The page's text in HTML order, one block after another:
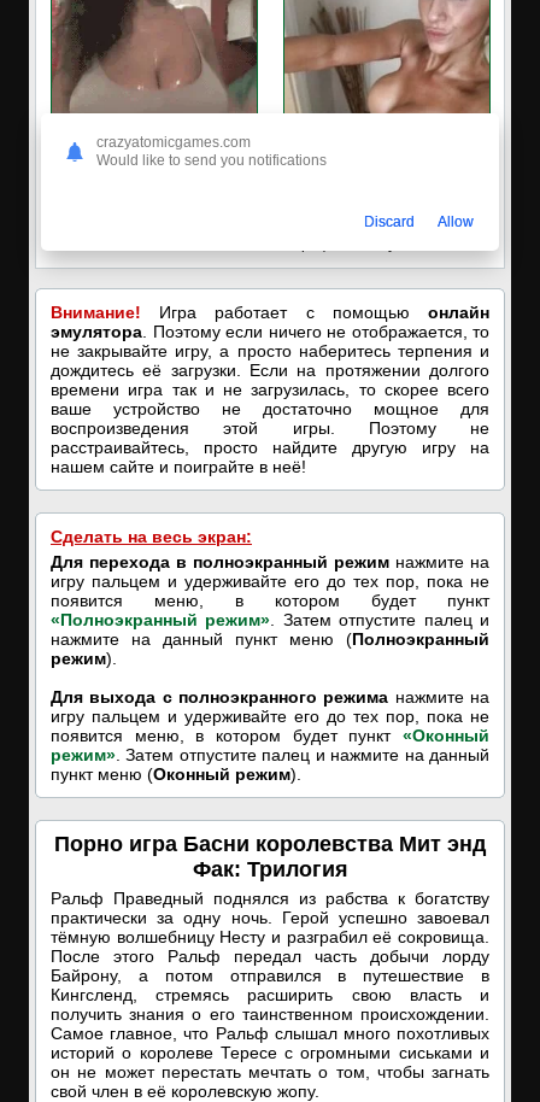
Пишите в вотсап, мой номер в
Внимание! Игра работает с помощью онлайн
эмулятора . Поэтому если ничего не отображается, то
не закрывайте игру, а просто наберитесь терпения и
дождитесь её загрузки. Если на протяжении долгого
времени игра так и не загрузилась, то скорее всего
ваше устройство не достаточно мощное для
воспроизведения этой игры. Поэтому не
расстраивайтесь, просто найдите другую игру на
нашем сайте и поиграйте в неё!
Сделать на весь экран:
Для перехода в полноэкранный режим нажмите на
игру пальцем и удерживайте его до тех пор, пока не
появится меню, в котором будет пункт
«Полноэкранный режим» . Затем отпустите палец и
нажмите на данный пункт меню (Полноэкранный
режим).
Для выхода с полноэкранного режима нажмите на
игру пальцем и удерживайте его до тех пор, пока не
появится меню, в котором будет пункт «Оконный
режим» . Затем отпустите палец и нажмите на данный
пункт меню (Оконный режим).
Порно игра Басни королевства Мит энд
Фак: Трилогия
Ральф Праведный поднялся из рабства к богатству
практически за одну ночь. Герой успешно завоевал
тёмную волшебницу Несту и разграбил её сокровища.
После этого Ральф передал часть добычи лорду
Байрону, а потом отправился в путешествие в
Кингсленд, стремясь расширить свою власть и
получить знания о его таинственном происхождении.
Самое главное, что Ральф слышал много похотливых
историй о королеве Тересе с огромными сиськами и
он не может перестать мечтать о том, чтобы загнать
свой член в её королевскую жопу.
crazyatomicgames.com
Would like to send you notifications
Discard Allow